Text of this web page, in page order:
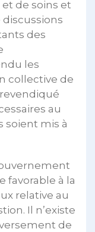
et de soins et
des
les
collective de
au
soient mis à
favorable à la
relative au
Il n’existe
de